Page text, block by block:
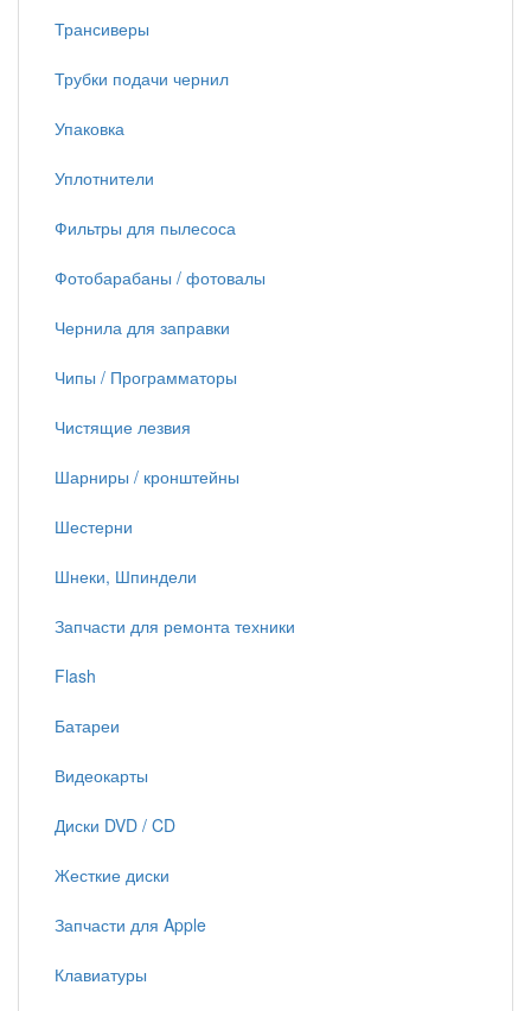
Трансиверы
Трубки подачи чернил
Упаковка
Уплотнители
Фильтры для пылесоса
Фотобарабаны / фотовалы
Чернила для заправки
Чипы / Программаторы
Чистящие лезвия
Шарниры / кронштейны
Шестерни
Шнеки, Шпиндели
Запчасти для ремонта техники
Flash
Батареи
Видеокарты
Диски DVD / CD
Жесткие диски
Запчасти для Apple
Клавиатуры